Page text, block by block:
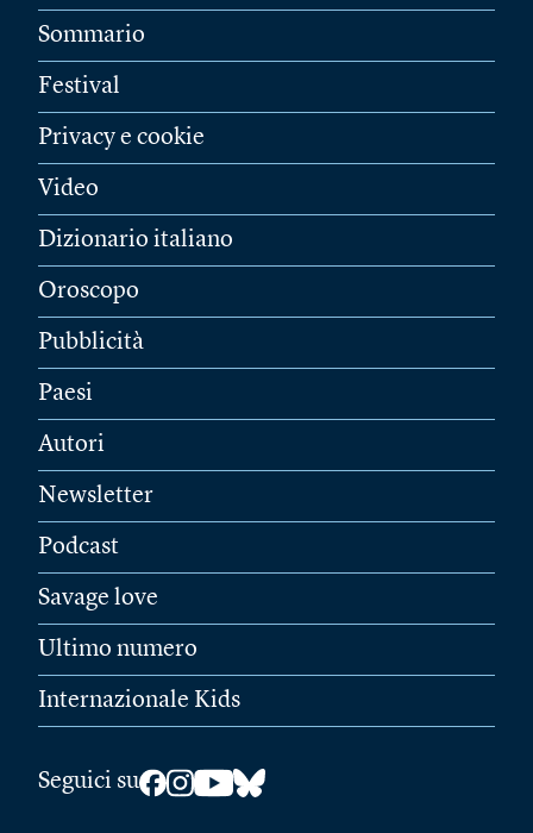
Sommario
Festival
Privacy e cookie
Video
Dizionario italiano
Oroscopo
Pubblicità
Paesi
Autori
Newsletter
Podcast
Savage love
Ultimo numero
Internazionale Kids
Seguici su